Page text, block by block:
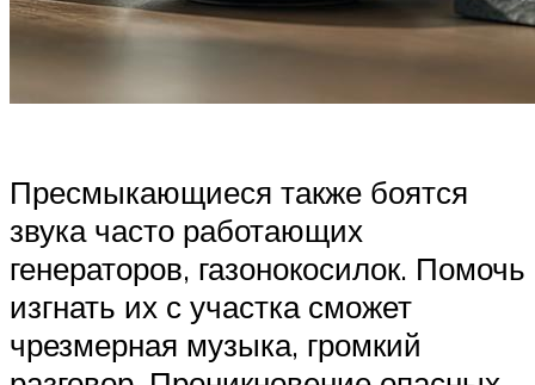
Пресмыкающиеся также боятся
звука часто работающих
генераторов, газонокосилок. Помочь
изгнать их с участка сможет
чрезмерная музыка, громкий